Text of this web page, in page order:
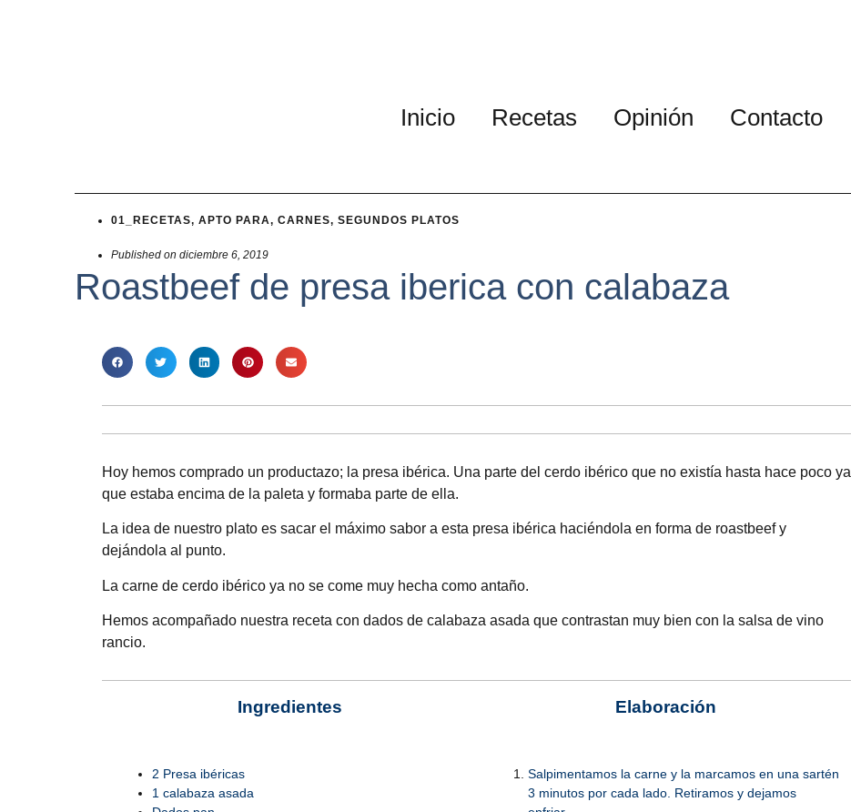
Inicio Recetas Opinión Contacto
01_RECETAS, APTO PARA, CARNES, SEGUNDOS PLATOS
Published on diciembre 6, 2019
Roastbeef de presa iberica con calabaza
Hoy hemos comprado un productazo; la presa ibérica. Una parte del cerdo ibérico que no existía hasta hace poco ya
que estaba encima de la paleta y formaba parte de ella.
La idea de nuestro plato es sacar el máximo sabor a esta presa ibérica haciéndola en forma de roastbeef y
dejándola al punto.
La carne de cerdo ibérico ya no se come muy hecha como antaño.
Hemos acompañado nuestra receta con dados de calabaza asada que contrastan muy bien con la salsa de vino
rancio.
Ingredientes
2 Presa ibéricas
1 calabaza asada
Elaboración
Salpimentamos la carne y la marcamos en una sartén
3 minutos por cada lado. Retiramos y dejamos